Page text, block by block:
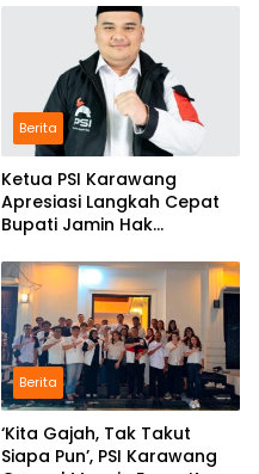
Pendidikan
Berita
Ketua PSI Karawang
Apresiasi Langkah Cepat
Bupati Jamin Hak
Berita
‘Kita Gajah, Tak Takut
Siapa Pun’, PSI Karawang